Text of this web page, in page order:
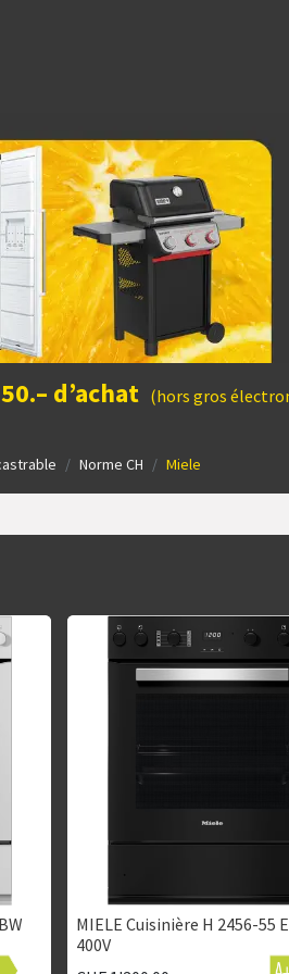
d’achat (hors gros
Norme CH Miele
MIELE Cuisinière H 2456-55
400V